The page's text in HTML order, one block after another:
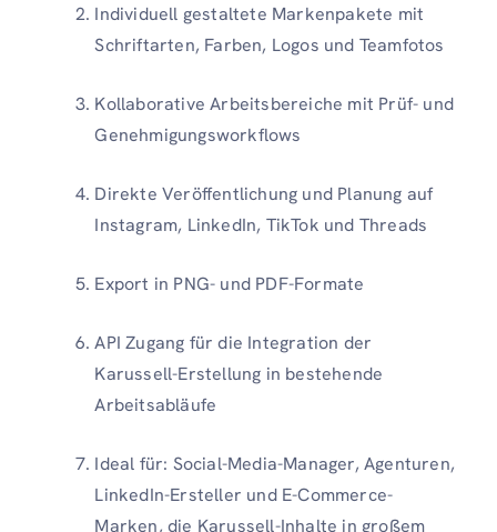
Individuell gestaltete Markenpakete mit
Schriftarten, Farben, Logos und Teamfotos
Kollaborative Arbeitsbereiche mit Prüf- und
Genehmigungsworkflows
Direkte Veröffentlichung und Planung auf
Instagram, LinkedIn, TikTok und Threads
Export in PNG- und PDF-Formate
API Zugang für die Integration der
Karussell-Erstellung in bestehende
Arbeitsabläufe
Ideal für: Social-Media-Manager, Agenturen,
LinkedIn-Ersteller und E-Commerce-
Marken, die Karussell-Inhalte in großem